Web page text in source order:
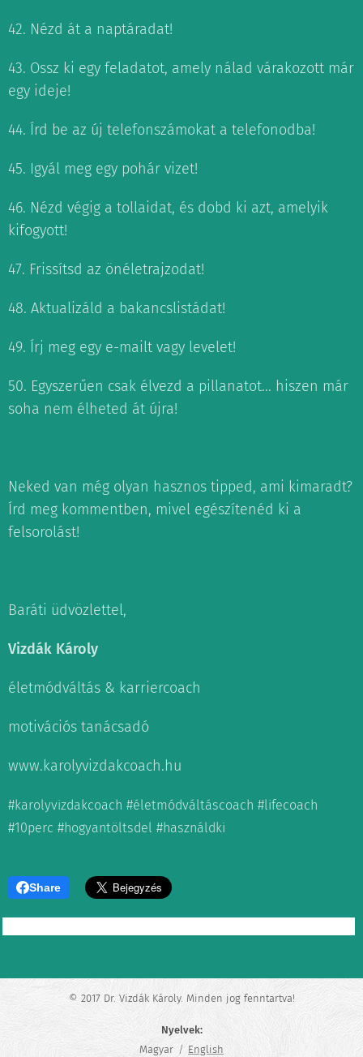
42. Nézd át a naptáradat!
43. Ossz ki egy feladatot, amely nálad várakozott már
egy ideje!
44. Írd be az új telefonszámokat a telefonodba!
45. Igyál meg egy pohár vizet!
46. Nézd végig a tollaidat, és dobd ki azt, amelyik
kifogyott!
47. Frissítsd az önéletrajzodat!
48. Aktualizáld a bakancslistádat!
49. Írj meg egy e-mailt vagy levelet!
50. Egyszerűen csak élvezd a pillanatot... hiszen már
soha nem élheted át újra!
Neked van még olyan hasznos tipped, ami kimaradt?
Írd meg kommentben, mivel egészítenéd ki a
felsorolást!
Baráti üdvözlettel,
Vizdák Károly
életmódváltás & karriercoach
motivációs tanácsadó
www.karolyvizdakcoach.hu
#karolyvizdakcoach #életmódváltáscoach #lifecoach
#10perc #hogyantöltsdel #használdki
Share
© 2017 Dr. Vizdák Károly. Minden jog fenntartva!
Nyelvek
Magyar
English